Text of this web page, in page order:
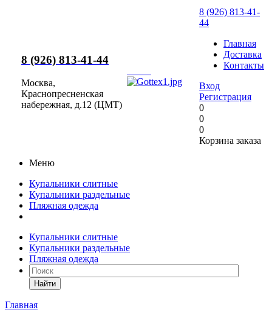
8 (926) 813-41-44
Москва,
Краснопресненская
набережная, д.12 (ЦМТ)
8 (926) 813-41-
44
Главная
Доставка
Контакты
Вход
Регистрация
0
0
0
Корзина заказа
Меню
Купальники слитные
Купальники раздельные
Пляжная одежда
Купальники слитные
Купальники раздельные
Пляжная одежда
Найти
Главная